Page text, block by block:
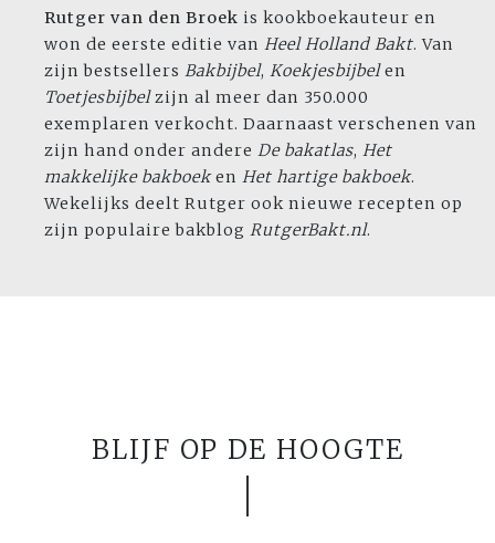
Rutger van den Broek is kookboekauteur en
won de eerste editie van Heel Holland Bakt. Van
zijn bestsellers Bakbijbel, Koekjesbijbelen
Toetjesbijbelzijn al meer dan 350.000
exemplaren verkocht. Daarnaast verschenen van
zijn hand onder andere De bakatlas, Het
makkelijke bakboeken Het hartige bakboek.
Wekelijks deelt Rutger ook nieuwe recepten op
zijn populaire bakblog RutgerBakt.nl.
BLIJF OP DE HOOGTE